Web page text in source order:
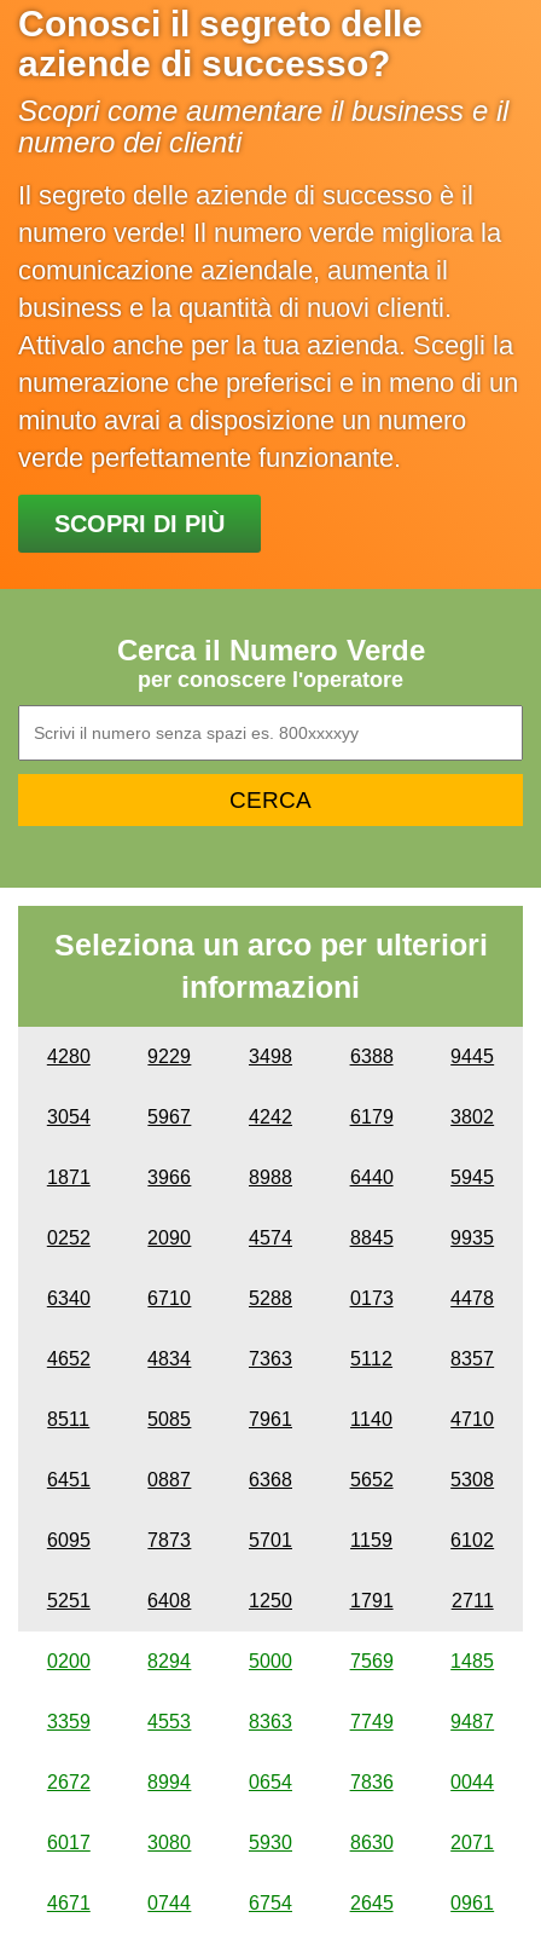
Conosci il segreto delle
aziende di successo?
Scopri come aumentare il business e il
numero dei clienti
Il segreto delle aziende di successo è il
numero verde! Il numero verde migliora la
comunicazione aziendale, aumenta il
business e la quantità di nuovi clienti.
Attivalo anche per la tua azienda. Scegli la
numerazione che preferisci e in meno di un
minuto avrai a disposizione un numero
verde perfettamente funzionante.
SCOPRI DI PIÙ
Cerca il Numero Verde
per conoscere l'operatore
Seleziona un arco per ulteriori
informazioni
4280 9229 3498 6388 9445
3054 5967 4242 6179 3802
1871 3966 8988 6440 5945
0252 2090 4574 8845 9935
6340 6710 5288 0173 4478
4652 4834 7363 5112 8357
8511 5085 7961 1140 4710
6451 0887 6368 5652 5308
6095 7873 5701 1159 6102
5251 6408 1250 1791 2711
0200 8294 5000 7569 1485
3359 4553 8363 7749 9487
2672 8994 0654 7836 0044
6017 3080 5930 8630 2071
4671 0744 6754 2645 0961